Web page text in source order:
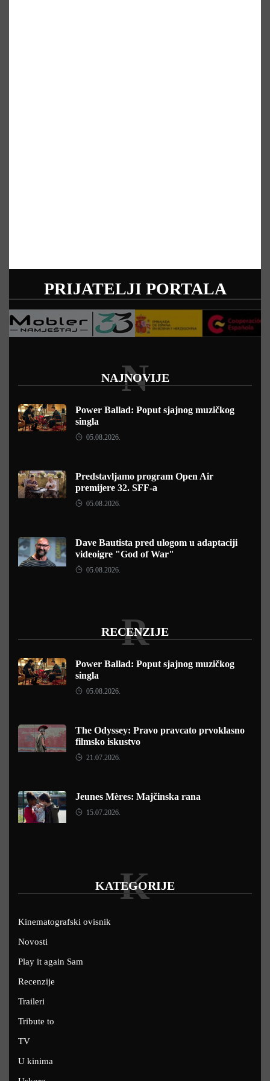
PRIJATELJI PORTALA
NAJNOVIJE
N
Power Ballad: Poput sjajnog muzičkog
singla
05.08.2026.
Predstavljamo program Open Air
premijere 32. SFF-a
05.08.2026.
Dave Bautista pred ulogom u adaptaciji
videoigre "God of War"
05.08.2026.
RECENZIJE
R
Power Ballad: Poput sjajnog muzičkog
singla
05.08.2026.
The Odyssey: Pravo pravcato prvoklasno
filmsko iskustvo
21.07.2026.
Jeunes Mères: Majčinska rana
15.07.2026.
KATEGORIJE
K
Kinematografski ovisnik
Novosti
Play it again Sam
Recenzije
Traileri
Tribute to
TV
U kinima